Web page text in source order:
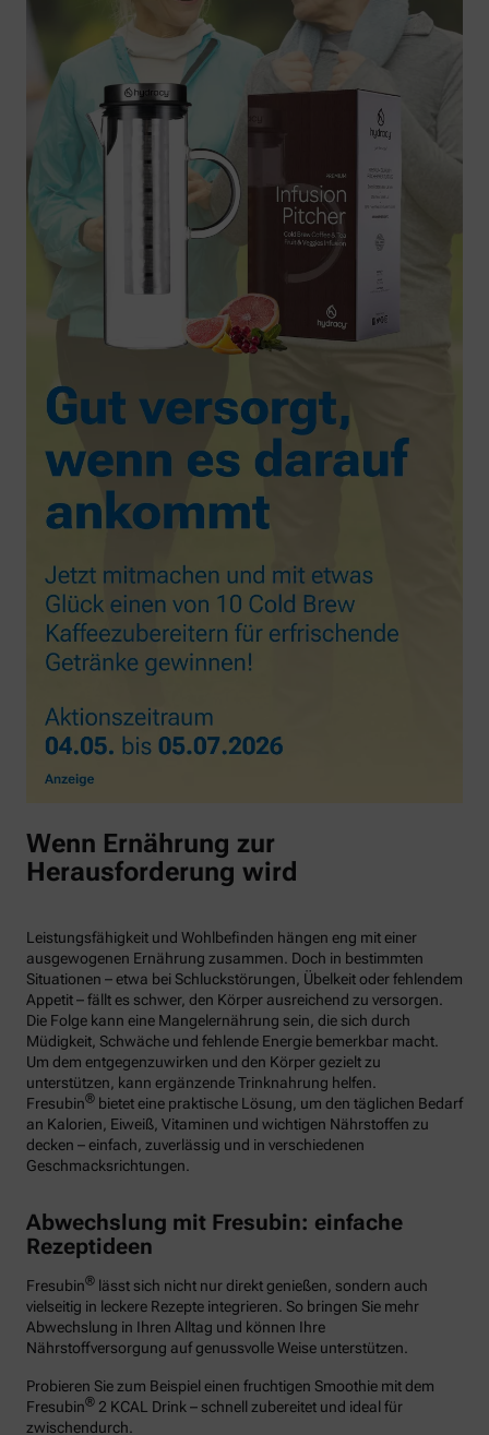
Wenn Ernährung zur
Herausforderung wird
Leistungsfähigkeit und Wohlbefinden hängen eng mit einer
ausgewogenen Ernährung zusammen. Doch in bestimmten
Situationen – etwa bei Schluckstörungen, Übelkeit oder fehlendem
Appetit – fällt es schwer, den Körper ausreichend zu versorgen.
Die Folge kann eine Mangelernährung sein, die sich durch
Müdigkeit, Schwäche und fehlende Energie bemerkbar macht.
Um dem entgegenzuwirken und den Körper gezielt zu
unterstützen, kann ergänzende Trinknahrung helfen.
Fresubin® bietet eine praktische Lösung, um den täglichen Bedarf
an Kalorien, Eiweiß, Vitaminen und wichtigen Nährstoffen zu
decken – einfach, zuverlässig und in verschiedenen
Geschmacksrichtungen.
Abwechslung mit Fresubin: einfache
Rezeptideen
Fresubin® lässt sich nicht nur direkt genießen, sondern auch
vielseitig in leckere Rezepte integrieren. So bringen Sie mehr
Abwechslung in Ihren Alltag und können Ihre
Nährstoffversorgung auf genussvolle Weise unterstützen.
Probieren Sie zum Beispiel einen fruchtigen Smoothie mit dem
Fresubin® 2 KCAL Drink – schnell zubereitet und ideal für
zwischendurch.